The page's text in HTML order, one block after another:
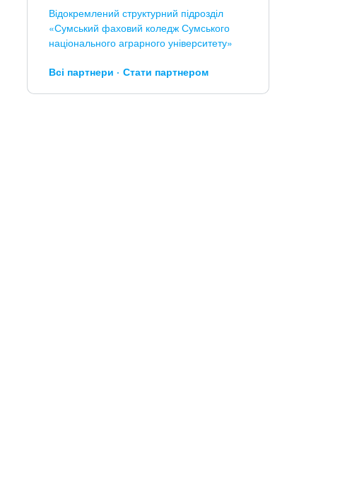
Відокремлений структурний підрозділ
«Сумський фаховий коледж Сумського
національного аграрного університету»
Всі партнери Стати партнером